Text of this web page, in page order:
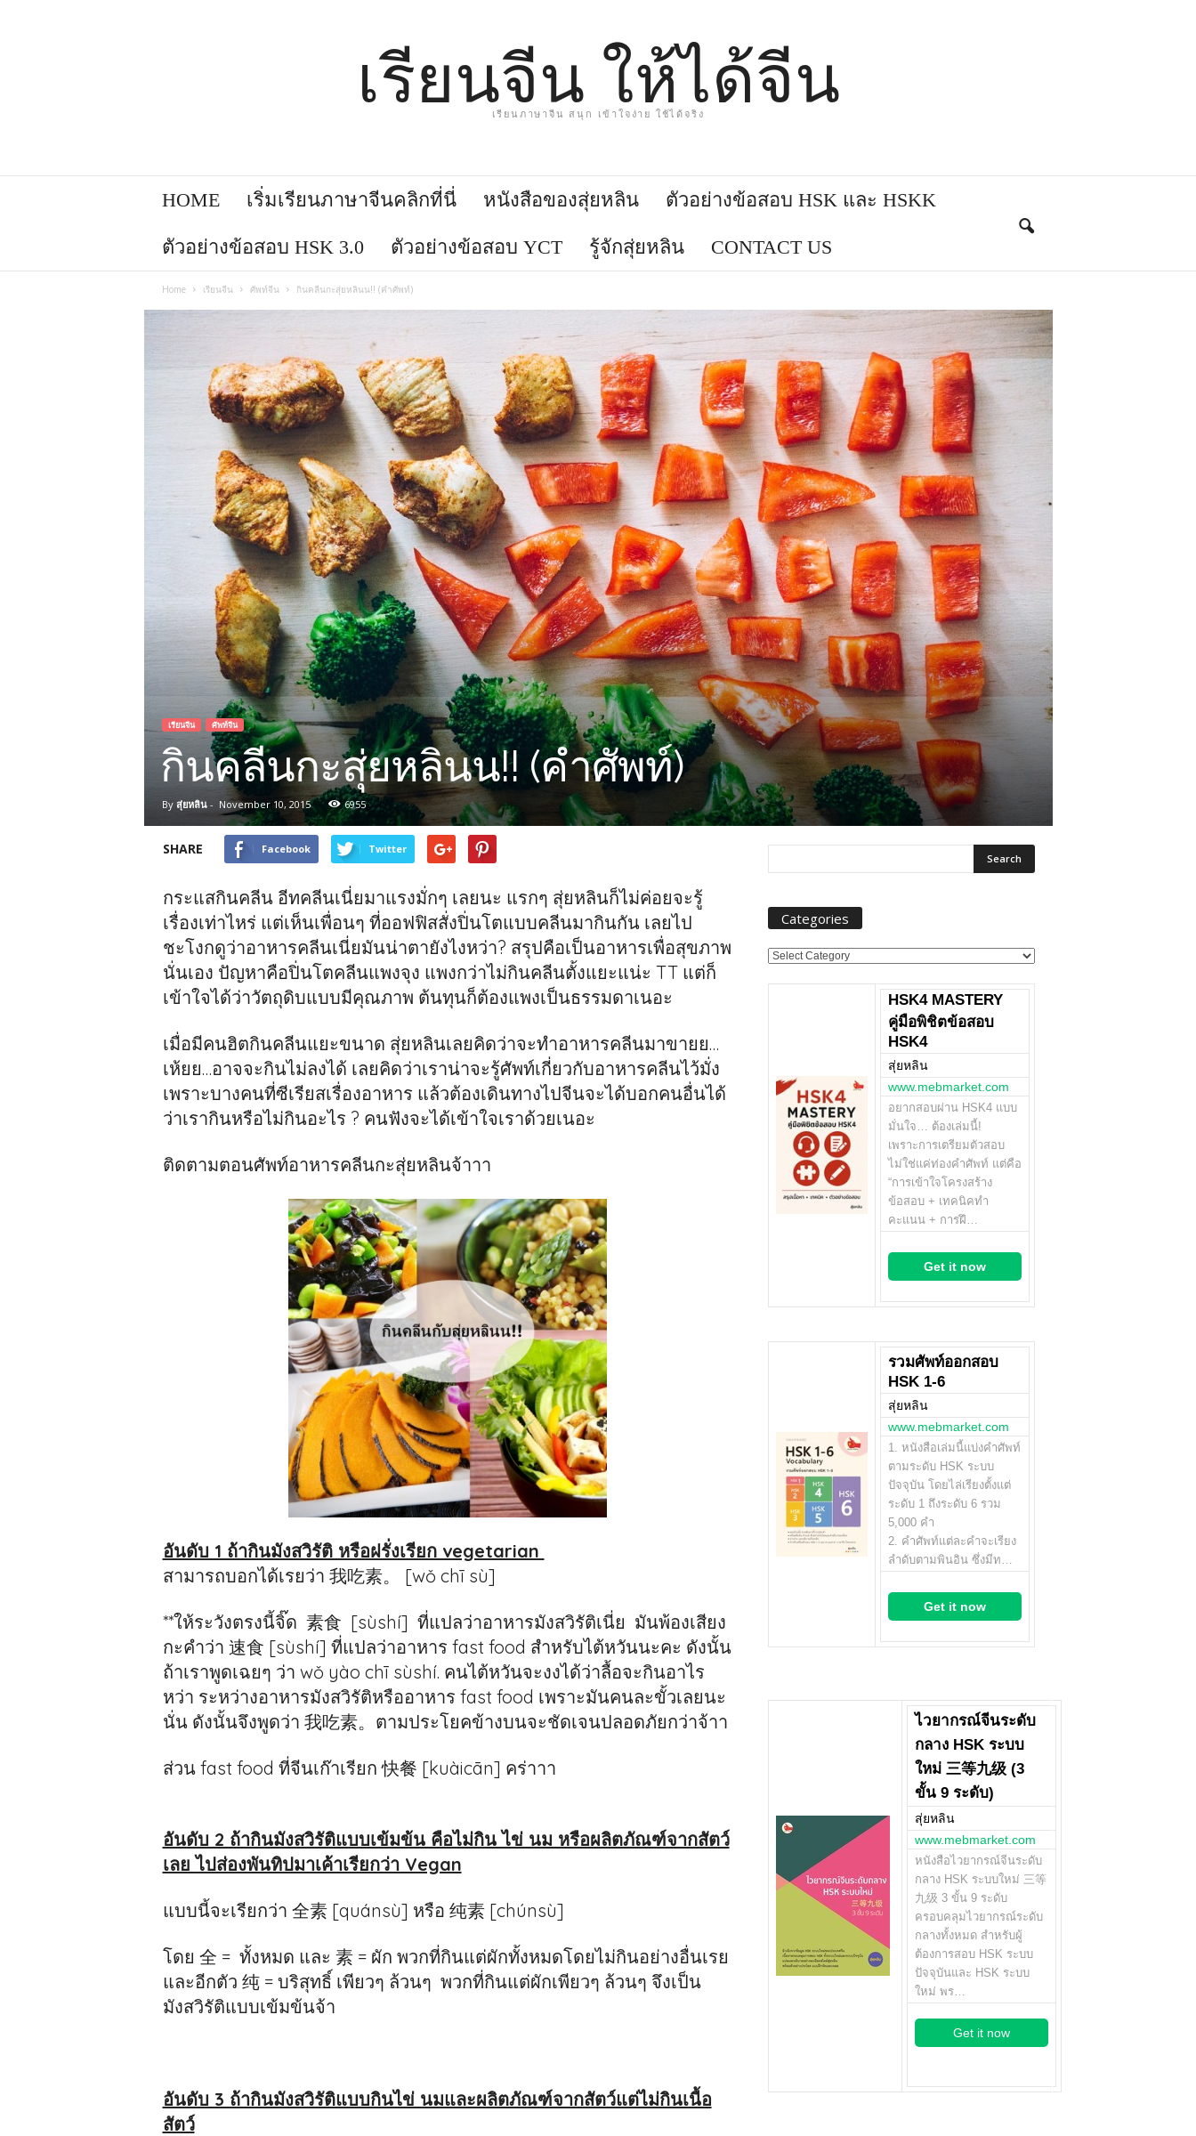
เรียนจีน ให้ได้จีน
เรียนภาษาจีน สนุก เข้าใจง่าย ใช้ได้จริง
HOME เริ่มเรียนภาษาจีนคลิกที่นี่ หนังสือของสุ่ยหลิน ตัวอย่างข้อสอบ HSK และ HSKK
ตัวอย่างข้อสอบ HSK 3.0 ตัวอย่างข้อสอบ YCT รู้จักสุ่ยหลิน CONTACT US
Home เรียนจีน ศัพท์จีน กินคลีนกะสุ่ยหลินน!! (คำศัพท์)
เรียนจีน ศัพท์จีน
กินคลีนกะสุ่ยหลินน!! (คำศัพท์)
By สุ่ยหลิน- November 10, 2015 6955
SHARE Facebook Twitter
กระแสกินคลีน อีทคลีนเนี่ยมาแรงมั่กๆ เลยนะ แรกๆ สุ่ยหลินก็ไม่ค่อยจะรู้
เรื่องเท่าไหร่ แต่เห็นเพื่อนๆ ที่ออฟฟิสสั่งปิ่นโตแบบคลีนมากินกัน เลยไป
ชะโงกดูว่าอาหารคลีนเนี่ยมันน่าตายังไงหว่า? สรุปคือเป็นอาหารเพื่อสุขภาพ
นั่นเอง ปัญหาคือปิ่นโตคลีนแพงจุง แพงกว่าไม่กินคลีนตั้งแยะแน่ะ TT แต่ก็
เข้าใจได้ว่าวัตถุดิบแบบมีคุณภาพ ต้นทุนก็ต้องแพงเป็นธรรมดาเนอะ
เมื่อมีคนฮิตกินคลีนแยะขนาด สุ่ยหลินเลยคิดว่าจะทำอาหารคลีนมาขายย…
เห้ยย…อาจจะกินไม่ลงได้ เลยคิดว่าเราน่าจะรู้ศัพท์เกี่ยวกับอาหารคลีนไว้มั่ง
เพราะบางคนที่ซีเรียสเรื่องอาหาร แล้วต้องเดินทางไปจีนจะได้บอกคนอื่นได้
ว่าเรากินหรือไม่กินอะไร ? คนฟังจะได้เข้าใจเราด้วยเนอะ
ติดตามตอนศัพท์อาหารคลีนกะสุ่ยหลินจ้าาา
อันดับ 1 ถ้ากินมังสวิรัติ หรือฝรั่งเรียก vegetarian
สามารถบอกได้เรยว่า 我吃素。 [wǒ chī sù]
**ให้ระวังตรงนี้จิ๊ด 素食 [sùshí] ที่แปลว่าอาหารมังสวิรัติเนี่ย มันพ้องเสียง
กะคำว่า 速食 [sùshí] ที่แปลว่าอาหาร fast food สำหรับไต้หวันนะคะ ดังนั้น
ถ้าเราพูดเฉยๆ ว่า wǒ yào chī sùshí. คนไต้หวันจะงงได้ว่าลื้อจะกินอาไร
หว่า ระหว่างอาหารมังสวิรัติหรืออาหาร fast food เพราะมันคนละขั้วเลยนะ
นั่น ดังนั้นจึงพูดว่า 我吃素。ตามประโยคข้างบนจะชัดเจนปลอดภัยกว่าจ้าา
ส่วน fast food ที่จีนเก๊าเรียก 快餐 [kuàicān] คร่าาา
อันดับ 2 ถ้ากินมังสวิรัติแบบเข้มข้น คือไม่กิน ไข่ นม หรือผลิตภัณฑ์จากสัตว์
เลย ไปส่องพันทิปมาเค้าเรียกว่า Vegan
แบบนี้จะเรียกว่า 全素 [quánsù] หรือ 纯素 [chúnsù]
โดย 全 = ทั้งหมด และ 素 = ผัก พวกที่กินแต่ผักทั้งหมดโดยไม่กินอย่างอื่นเรย
และอีกตัว 纯 = บริสุทธิ์ เพียวๆ ล้วนๆ พวกที่กินแต่ผักเพียวๆ ล้วนๆ จึงเป็น
มังสวิรัติแบบเข้มข้นจ้า
อันดับ 3 ถ้ากินมังสวิรัติแบบกินไข่ นมและผลิตภัณฑ์จากสัตว์แต่ไม่กินเนื้อ
สัตว์
Categories
Categories
HSK4 MASTERY
คู่มือพิชิตข้อสอบ
HSK4
สุ่ยหลิน
www.mebmarket.com
อยากสอบผ่าน HSK4 แบบ
มั่นใจ… ต้องเล่มนี้!
เพราะการเตรียมตัวสอบ
ไม่ใช่แค่ท่องคำศัพท์ แต่คือ
“การเข้าใจโครงสร้าง
ข้อสอบ + เทคนิคทำ
คะแนน + การฝึ…
Get it now
รวมศัพท์ออกสอบ
HSK 1-6
สุ่ยหลิน
www.mebmarket.com
1. หนังสือเล่มนี้แบ่งคำศัพท์
ตามระดับ HSK ระบบ
ปัจจุบัน โดยไล่เรียงตั้งแต่
ระดับ 1 ถึงระดับ 6 รวม
5,000 คำ
2. คำศัพท์แต่ละคำจะเรียง
ลำดับตามพินอิน ซึ่งมีท…
Get it now
ไวยากรณ์จีนระดับ
กลาง HSK ระบบ
ใหม่ 三等九级 (3
ขั้น 9 ระดับ)
สุ่ยหลิน
www.mebmarket.com
หนังสือไวยากรณ์จีนระดับ
กลาง HSK ระบบใหม่ 三等
九级 3 ขั้น 9 ระดับ
ครอบคลุมไวยากรณ์ระดับ
กลางทั้งหมด สำหรับผู้
ต้องการสอบ HSK ระบบ
ปัจจุบันและ HSK ระบบ
ใหม่ พร…
Get it now